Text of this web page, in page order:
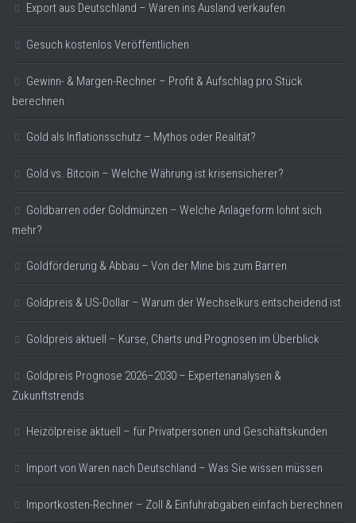
Export aus Deutschland – Waren ins Ausland verkaufen
Gesuch kostenlos Veröffentlichen
Gewinn- & Margen-Rechner – Profit & Aufschlag pro Stück
berechnen
Gold als Inflationsschutz – Mythos oder Realität?
Gold vs. Bitcoin – Welche Währung ist krisensicherer?
Goldbarren oder Goldmünzen – Welche Anlageform lohnt sich
mehr?
Goldförderung & Abbau – Von der Mine bis zum Barren
Goldpreis & US-Dollar – Warum der Wechselkurs entscheidend ist
Goldpreis aktuell – Kurse, Charts und Prognosen im Überblick
Goldpreis Prognose 2026–2030 – Expertenanalysen &
Zukunftstrends
Heizölpreise aktuell – für Privatpersonen und Geschäftskunden
Import von Waren nach Deutschland – Was Sie wissen müssen
Importkosten-Rechner – Zoll & Einfuhrabgaben einfach berechnen